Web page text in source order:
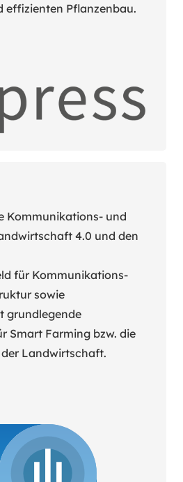
effizienten Pflanzenbau.
Kommunikations- und
4.0 und den
für Kommunikations-
sowie
grundlegende
Smart Farming bzw. die
Landwirtschaft.